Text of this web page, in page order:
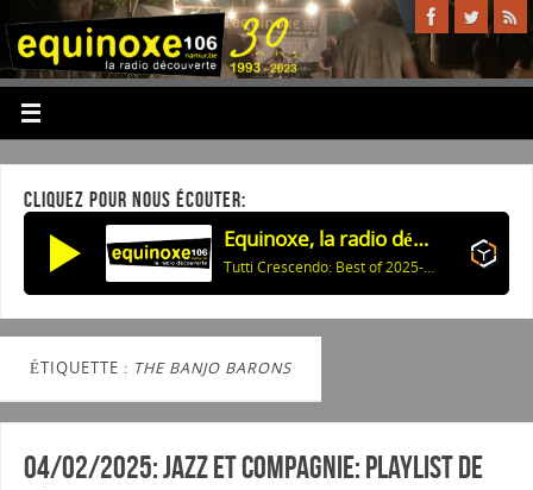
CLIQUEZ POUR NOUS ÉCOUTER:
Equinoxe, la radio découverte
Tutti Crescendo: Best of 2025-2026
ÉTIQUETTE : THE BANJO BARONS
04/02/2025: Jazz et Compagnie: Playlist de